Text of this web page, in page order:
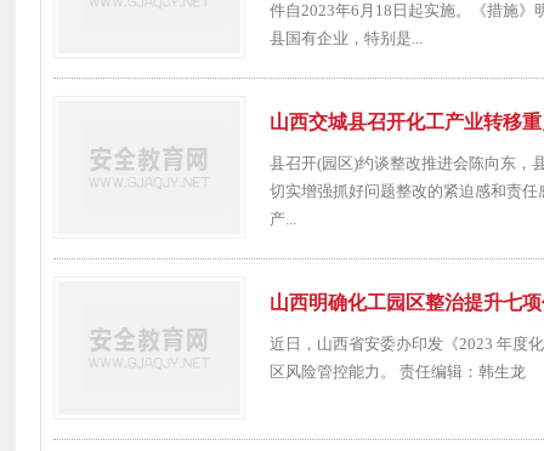
件自2023年6月18日起实施。《措施》
县国有企业，特别是...
山西交城县召开化工产业转移
县召开(园区)约谈整改推进会陈向东
切实增强抓好问题整改的紧迫感和责
产...
山西明确化工园区整治提升七
近日，山西省安委办印发《2023 年度
区风险管控能力。 责任编辑：韩生龙